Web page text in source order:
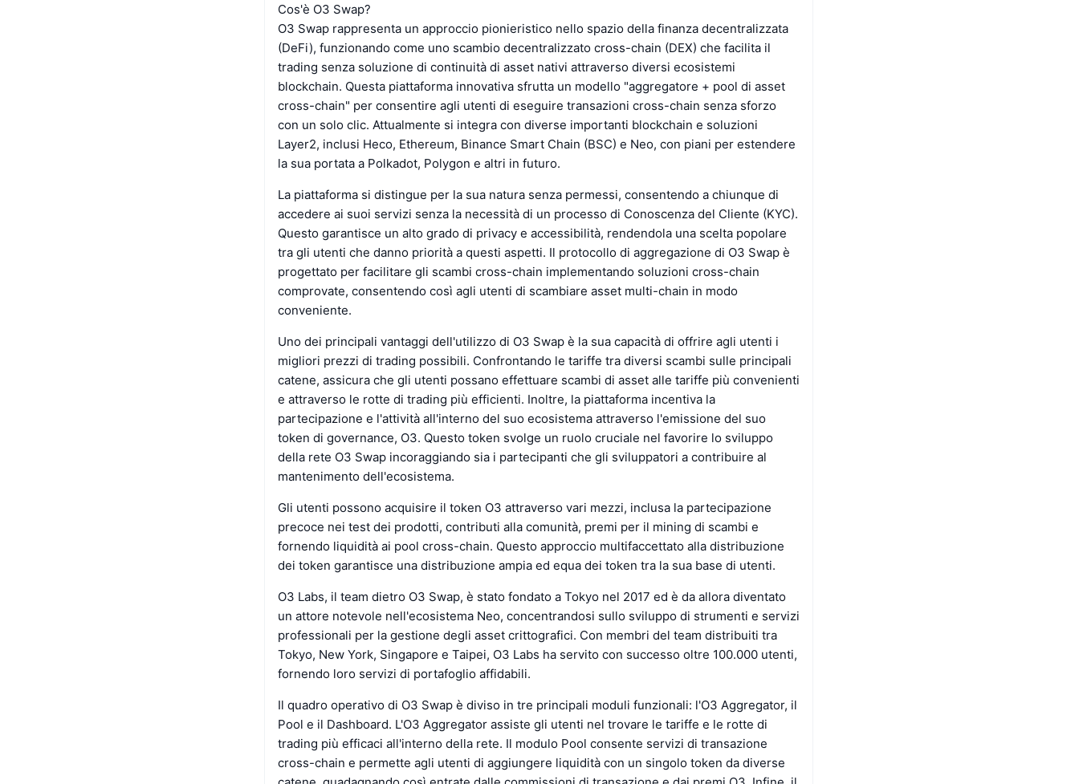
Cos'è O3 Swap?
O3 Swap rappresenta un approccio pionieristico nello spazio della finanza decentralizzata
(DeFi), funzionando come uno scambio decentralizzato cross-chain (DEX) che facilita il
trading senza soluzione di continuità di asset nativi attraverso diversi ecosistemi
blockchain. Questa piattaforma innovativa sfrutta un modello "aggregatore + pool di asset
cross-chain" per consentire agli utenti di eseguire transazioni cross-chain senza sforzo
con un solo clic. Attualmente si integra con diverse importanti blockchain e soluzioni
Layer2, inclusi Heco, Ethereum, Binance Smart Chain (BSC) e Neo, con piani per estendere
la sua portata a Polkadot, Polygon e altri in futuro.
La piattaforma si distingue per la sua natura senza permessi, consentendo a chiunque di
accedere ai suoi servizi senza la necessità di un processo di Conoscenza del Cliente (KYC).
Questo garantisce un alto grado di privacy e accessibilità, rendendola una scelta popolare
tra gli utenti che danno priorità a questi aspetti. Il protocollo di aggregazione di O3 Swap è
progettato per facilitare gli scambi cross-chain implementando soluzioni cross-chain
comprovate, consentendo così agli utenti di scambiare asset multi-chain in modo
conveniente.
Uno dei principali vantaggi dell'utilizzo di O3 Swap è la sua capacità di offrire agli utenti i
migliori prezzi di trading possibili. Confrontando le tariffe tra diversi scambi sulle principali
catene, assicura che gli utenti possano effettuare scambi di asset alle tariffe più convenienti
e attraverso le rotte di trading più efficienti. Inoltre, la piattaforma incentiva la
partecipazione e l'attività all'interno del suo ecosistema attraverso l'emissione del suo
token di governance, O3. Questo token svolge un ruolo cruciale nel favorire lo sviluppo
della rete O3 Swap incoraggiando sia i partecipanti che gli sviluppatori a contribuire al
mantenimento dell'ecosistema.
Gli utenti possono acquisire il token O3 attraverso vari mezzi, inclusa la partecipazione
precoce nei test dei prodotti, contributi alla comunità, premi per il mining di scambi e
fornendo liquidità ai pool cross-chain. Questo approccio multifaccettato alla distribuzione
dei token garantisce una distribuzione ampia ed equa dei token tra la sua base di utenti.
O3 Labs, il team dietro O3 Swap, è stato fondato a Tokyo nel 2017 ed è da allora diventato
un attore notevole nell'ecosistema Neo, concentrandosi sullo sviluppo di strumenti e servizi
professionali per la gestione degli asset crittografici. Con membri del team distribuiti tra
Tokyo, New York, Singapore e Taipei, O3 Labs ha servito con successo oltre 100.000 utenti,
fornendo loro servizi di portafoglio affidabili.
Il quadro operativo di O3 Swap è diviso in tre principali moduli funzionali: l'O3 Aggregator, il
Pool e il Dashboard. L'O3 Aggregator assiste gli utenti nel trovare le tariffe e le rotte di
trading più efficaci all'interno della rete. Il modulo Pool consente servizi di transazione
cross-chain e permette agli utenti di aggiungere liquidità con un singolo token da diverse